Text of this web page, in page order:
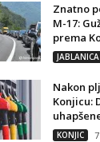
Znatno
M-17:
prema
JABLANICA
Nakon
Konjicu:
KONJIC